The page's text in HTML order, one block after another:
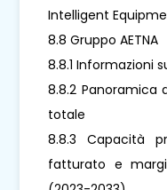
Intelligent
8.8 Gruppo AETNA
8.8.1 Informazioni
8.8.2 Panoramica
totale
8.8.3 Capacità
fatturato e